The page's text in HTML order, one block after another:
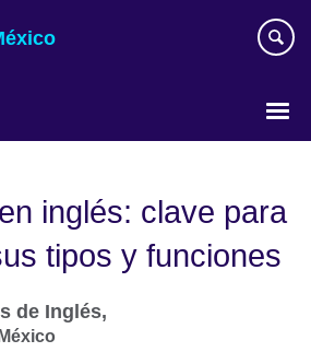
inglés: clave para
tipos y funciones
de Inglés,